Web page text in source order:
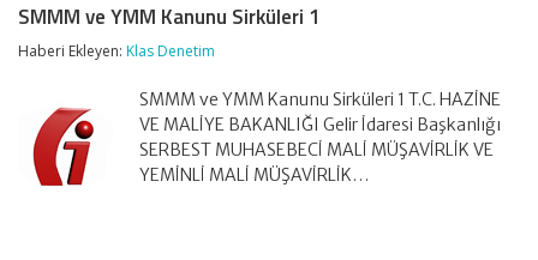
YMM
Kanunu
SMMM ve YMM Kanunu Sirküleri 1
Haberi Ekleyen: Klas Denetim
SMMM ve YMM Kanunu Sirküleri 1 T.C. HAZİNE
VE MALİYE BAKANLIĞI Gelir İdaresi Başkanlığı
SERBEST MUHASEBECİ MALİ MÜŞAVİRLİK VE
YEMİNLİ MALİ MÜŞAVİRLİK…